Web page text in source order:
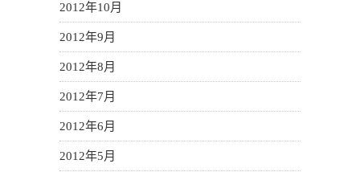
2012年10月
2012年9月
2012年8月
2012年7月
2012年6月
2012年5月